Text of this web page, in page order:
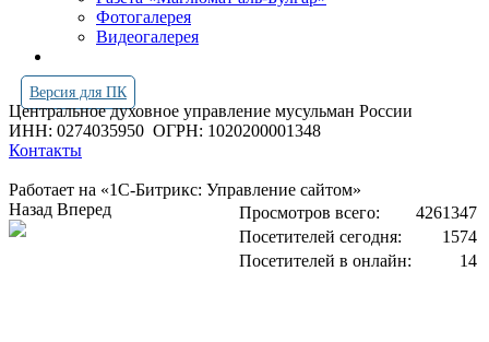
Фотогалерея
Видеогалерея
Версия для ПК
Центральное духовное управление мусульман России
ИНН: 0274035950 ОГРН: 1020200001348
Контакты
Работает на «1С-Битрикс: Управление сайтом»
Просмотров всего:
4261347
Посетителей сегодня:
1574
Посетителей в онлайн:
14
Назад Вперед